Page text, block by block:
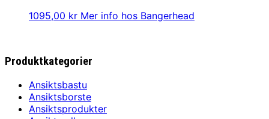
1095,00 kr Mer info hos Bangerhead
Produktkategorier
Ansiktsbastu
Ansiktsborste
Ansiktsprodukter